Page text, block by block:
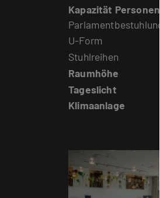
Kapazität Personen
Parlamentbestuhlung
U-Form
Stuhlreihen
Raumhöhe
Tageslicht
Klimaanlage